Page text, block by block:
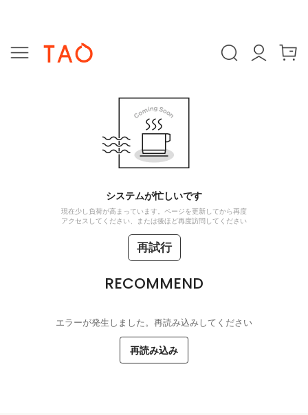
システムが忙しいです
現在少し負荷が高まっています。ページを更新してから再度
アクセスしてください、または後ほど再度訪問してください
再試行
RECOMMEND
エラーが発生しました。再読み込みしてください
再読み込み